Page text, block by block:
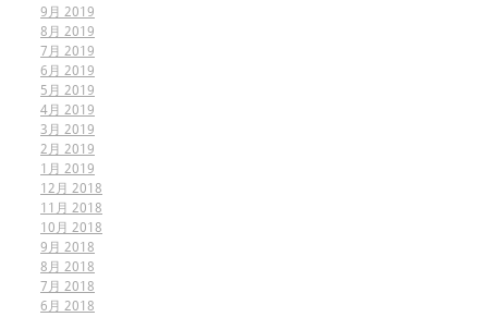
9月 2019
8月 2019
7月 2019
6月 2019
5月 2019
4月 2019
3月 2019
2月 2019
1月 2019
12月 2018
11月 2018
10月 2018
9月 2018
8月 2018
7月 2018
6月 2018